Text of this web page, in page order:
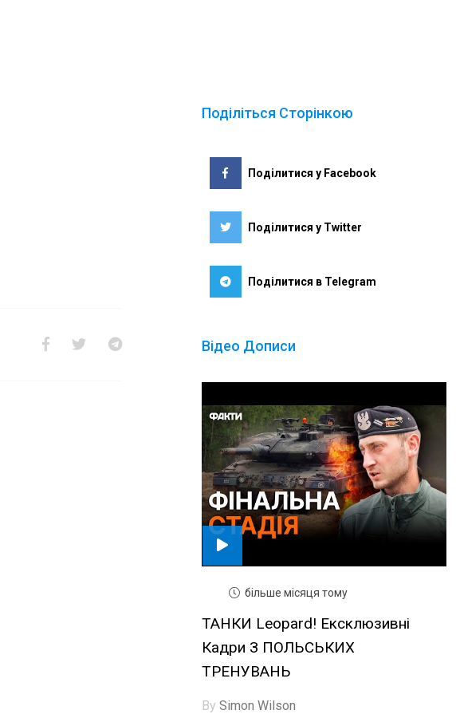
Поділіться Сторінкою
Поділитися у Facebook
Поділитися у Twitter
Поділитися в Telegram
Відео Дописи
більше місяця тому
ТАНКИ Leopard! Ексклюзивні
Кадри З ПОЛЬСЬКИХ
ТРЕНУВАНЬ
By Simon Wilson